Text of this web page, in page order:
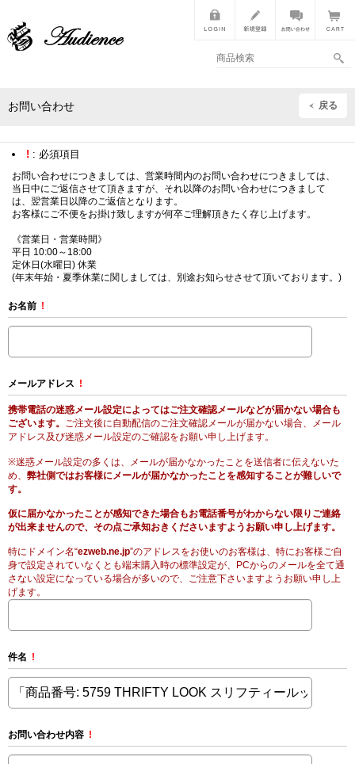
お問い合わせ 戻る
! : 必須項目
お問い合わせにつきましては、営業時間内のお問い合わせにつきましては、
当日中にご返信させて頂きますが、それ以降のお問い合わせにつきまして
は、翌営業日以降のご返信となります。
お客様にご不便をお掛け致しますが何卒ご理解頂きたく存じ上げます。
《営業日・営業時間》
平日 10:00～18:00
定休日(水曜日) 休業
(年末年始・夏季休業に関しましては、別途お知らせさせて頂いております。)
お名前 !
メールアドレス !
携帯電話の迷惑メール設定によってはご注文確認メールなどが届かない場合も
ございます。 ご注文後に自動配信のご注文確認メールが届かない場合、メール
アドレス及び迷惑メール設定のご確認をお願い申し上げます。
※迷惑メール設定の多くは、メールが届かなかったことを送信者に伝えないた
め、 弊社側ではお客様にメールが届かなかったことを感知することが難しいで
す。
仮に届かなかったことが感知できた場合もお電話番号がわからない限りご連絡
が出来ませんので、その点ご承知おきくださいますようお願い申し上げます。
特にドメイン名“ezweb.ne.jp”のアドレスをお使いのお客様は、特にお客様ご自
身で設定されていなくとも端末購入時の標準設定が、PCからのメールを全て通
さない設定になっている場合が多いので、ご注意下さいますようお願い申し上
げます。
件名 !
お問い合わせ内容 !